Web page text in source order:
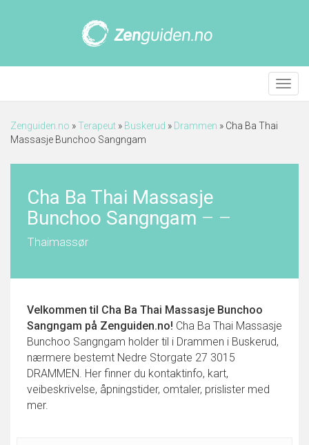
Meny
Zenguiden.no »Terapeut » Buskerud » Drammen » Cha Ba Thai
Massasje Bunchoo Sangngam
Cha Ba Thai Massasje
Bunchoo Sangngam – –
Thaimassør
Velkommen til Cha Ba Thai Massasje Bunchoo
Sangngam på Zenguiden.no! Cha Ba Thai Massasje
Bunchoo Sangngam holder til i Drammen i Buskerud,
nærmere bestemt Nedre Storgate 27 3015
DRAMMEN. Her finner du kontaktinfo, kart,
veibeskrivelse, åpningstider, omtaler, prislister med
mer.